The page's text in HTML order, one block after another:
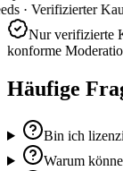
· Verifizierter
Nur verifizierte
konforme
Häufige
Bin ich
Warum